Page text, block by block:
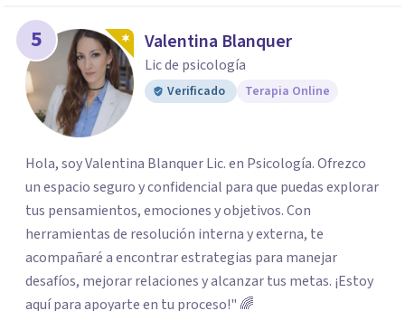
5 Valentina Blanquer
Lic de psicología
Verificado Terapia Online
Hola, soy Valentina Blanquer Lic. en Psicología. Ofrezco
un espacio seguro y confidencial para que puedas explorar
tus pensamientos, emociones y objetivos. Con
herramientas de resolución interna y externa, te
acompañaré a encontrar estrategias para manejar
desafíos, mejorar relaciones y alcanzar tus metas. ¡Estoy
aquí para apoyarte en tu proceso!" 🌈